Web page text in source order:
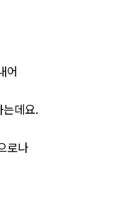
어
데요.
로나